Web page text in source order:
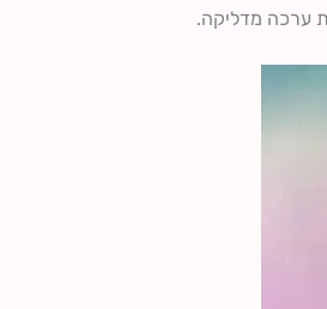
ערכה מדליקה.